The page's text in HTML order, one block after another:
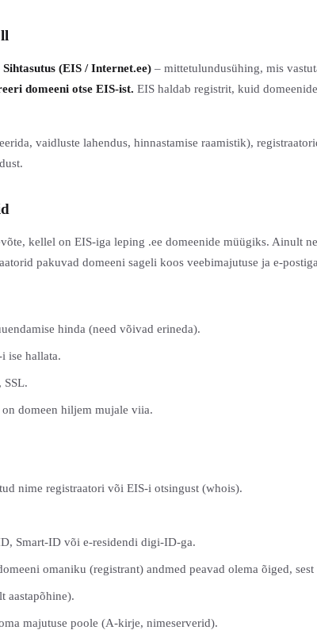
(EIS / Internet.ee) – mittetulundusühing, mis
domeeni otse EIS-ist. EIS haldab registrit, kuid
vaidluste lahendus, hinnastamise raamistik),
kellel on EIS-iga leping .ee domeenide müügiks. Ainult
pakuvad domeeni sageli koos veebimajutuse ja e-
hinda (need võivad erineda).
ise hallata.
SSL.
domeen hiljem mujale viia.
nime registraatori või EIS-i otsingust (whois).
Smart-ID või e-residendi digi-ID-ga.
omaniku (registrant) andmed peavad olema õiged,
aastapõhine).
majutuse poole (A-kirje, nimeserverid).